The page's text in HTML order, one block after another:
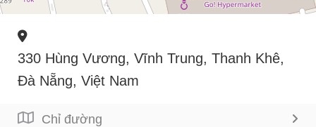
330 Hùng Vương, Vĩnh Trung, Thanh Khê,
Đà Nẵng, Việt Nam
Chỉ đường